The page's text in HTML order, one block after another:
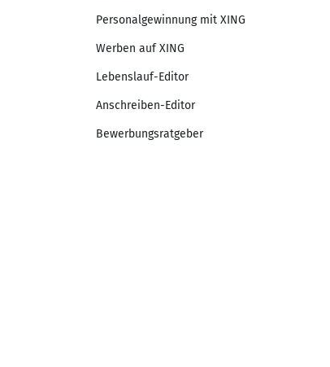
Personalgewinnung mit XING
Werben auf XING
Lebenslauf-Editor
Anschreiben-Editor
Bewerbungsratgeber